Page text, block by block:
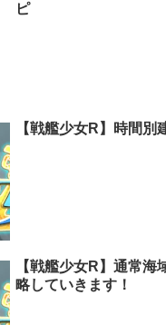
ピ
【戦艦少女R】時間別
【戦艦少女R】通常海
略していきます！